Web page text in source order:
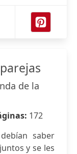
de la
172
saber
y se les